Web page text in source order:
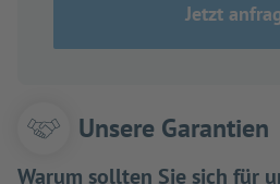
Jetzt
Unsere Garantien
Warum sollten Sie sich für